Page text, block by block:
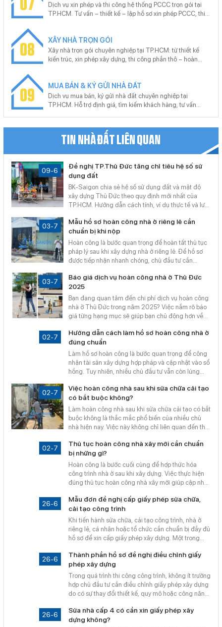
đăng ký thế chấp, tra thông tin quy hoạch.
07
Dịch vụ xin phép và thi công hệ thống PCCC trọn gói tại
TP.HCM. Tư vấn – thiết kế – lập hồ sơ xin phép PCCC, thi
chuẩn, không phát sinh, hỗ trợ trọn gói.
08
XÂY NHÀ TRỌN GÓI
Xây nhà trọn gói chuyên nghiệp tại TP.HCM: từ thiết kế
kiến trúc, xin phép xây dựng, thi công phần thô – hoàn
báo giá theo yêu cầu từng công trình.
09
MUA BÁN & KÝ GỬI NHÀ ĐẤT
Dịch vụ mua bán, ký gửi nhà đất chuyên nghiệp tại
TP.HCM. Hỗ trợ định giá, tìm kiếm khách hàng, tư vấn
tận nơi, không phát sinh chi phí.
TIN NHÀ ĐẤT LIÊN QUAN
09-6
Đề nghị TP.Thủ Đức tăng chỉ tiêu hệ số sử
dụng đất
BK-Saigon chia sẻ hệ số sử dụng đất và mật độ
xây dựng Thủ Đức theo quy định mới nhất của
TP.HCM. Hướng dẫn cách tính, ví dụ thực tế và lưu
tra quy hoạch – xin phép xây dựng trọn gói, giúp hồ
sơ được duyệt nhanh, hợp pháp và tiết kiệm chi phí.
03-7
Mẫu hồ sơ hoàn công nhà ở riêng lẻ cần
chuẩn bị khi nộp
Hoàn công là bước quan trọng để hoàn tất thủ tục
pháp lý sau khi xây dựng nhà ở riêng lẻ. Để hồ sơ
được tiếp nhận nhanh chóng, chủ đầu tư cần
định. Bài viết dưới đây sẽ giúp bạn nắm rõ mẫu hồ
sơ hoàn công nhà ở riêng lẻ cần thiết khi nộp cho
cơ quan chức năng.
03-7
Báo giá dịch vụ hoàn công nhà ở Thủ Đức
2025
Bạn đang quan tâm đến chi phí dịch vụ hoàn công
nhà ở Thủ Đức trong năm 2025? Việc nắm rõ báo
giá từng hạng mục sẽ giúp bạn chủ động hơn về
sau sẽ cập nhật chi tiết các khoản phí phổ biến và
gợi ý giải pháp hoàn công nhanh chóng, đúng
chuẩn.
02-7
Hướng dẫn cách làm hồ sơ hoàn công nhà ở
đúng chuẩn
Làm hồ sơ hoàn công là bước quan trọng để công
nhận tài sản xây dựng hợp pháp và cập nhật vào sổ
hồng. Tuy nhiên, nhiều chủ đầu tư vẫn còn lúng
đây sẽ hướng dẫn chi tiết cách làm hồ sơ hoàn
công nhà ở đúng chuẩn pháp lý theo quy định mới
nhất.
02-7
Việc hoàn công nhà sau khi sửa chữa cải tạo
có bắt buộc không?
Làm hoàn công nhà sau khi sửa chữa cải tạo có bắt
buộc không là thắc mắc phổ biến của nhiều chủ
nhà hiện nay. Việc này không chỉ liên quan đến thủ
pháp lý về sau. Tùy vào quy mô sửa chữa, pháp luật
có quy định rõ ràng các trường hợp phải hoàn
công. Bài viết dưới đây sẽ giúp bạn hiểu rõ khi nào
cần thực hiện thủ tục này.
02-7
Thủ tục hoàn công nhà xây mới cần chuẩn
bị những gì?
Hoàn công là bước cuối cùng để hợp thức hóa
công trình nhà ở sau khi xây dựng. Việc thực hiện
đúng thủ tục hoàn công nhà xây mới giúp cập nhật
để hoàn công nhà xây mới, bạn cần chuẩn bị
những giấy tờ gì? Bài viết sau sẽ hướng dẫn chi tiết
các hồ sơ và lưu ý cần thiết.
26-6
Mẫu đơn đề nghị cấp giấy phép sửa chữa,
cải tạo công trình
Khi tiến hành sửa chữa, cải tạo công trình, nhà ở
riêng lẻ, cá nhân hoặc tổ chức cần chuẩn bị đầy đủ
hồ sơ để xin cấp giấy phép xây dựng. Một trong
giấy phép sửa chữa, cải tạo công trình – được quy
định cụ thể tại Mẫu số 01 Phụ lục II ban hành kèm
theo Nghị định 15/2021/NĐ-CP.
26-6
Thành phần hồ sơ đề nghị điều chỉnh giấy
phép xây dựng
Trong quá trình thi công công trình, không ít trường
hợp chủ đầu tư cần điều chỉnh giấy phép xây dựng
do có sự thay đổi thiết kế, quy mô hoặc công năng.
những gì? Bài viết dưới đây sẽ cung cấp thông tin
chi tiết theo quy định mới nhất.
26-6
Sửa nhà cấp 4 có cần xin giấy phép xây
dựng không?